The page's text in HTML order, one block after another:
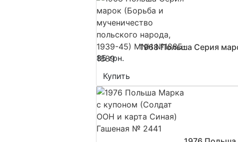
1968 Польша Серия
85 грн.
Купить